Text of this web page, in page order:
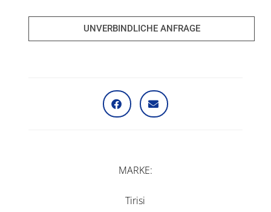
UNVERBINDLICHE ANFRAGE
MARKE
Tirisi